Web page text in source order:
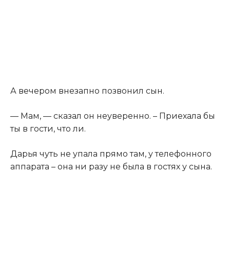
​А вечером внезапно позвонил сын.​
​— Мам, — сказал он неуверенно. – Приехала бы
ты в гости, что ли.​
​Дарья чуть не упала прямо там, у телефонного
аппарата – она ни разу не была в гостях у сына.​